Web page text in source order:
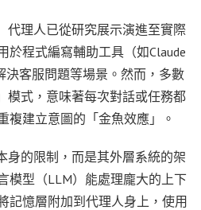
代理人已從研究展示演進至實際
於程式編寫輔助工具（如Claude
決客服問題等場景。然而，多數
模式，意味著每次對話或任務都
複建立意圖的「金魚效應」。
身的限制，而是其外層系統的架
模型（LLM）能處理龐大的上下
記憶層附加到代理人身上，使用